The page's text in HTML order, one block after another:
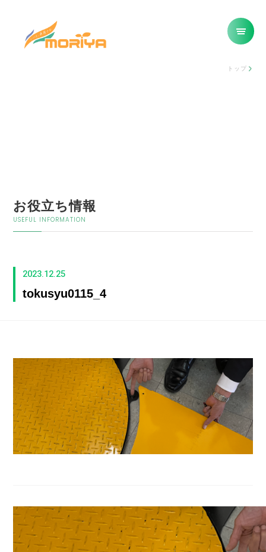
トップ
お役立ち情報
USEFUL INFORMATION
2023.12.25
tokusyu0115_4